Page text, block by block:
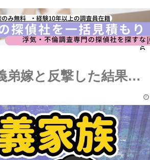
弟嫁と反撃した結果…